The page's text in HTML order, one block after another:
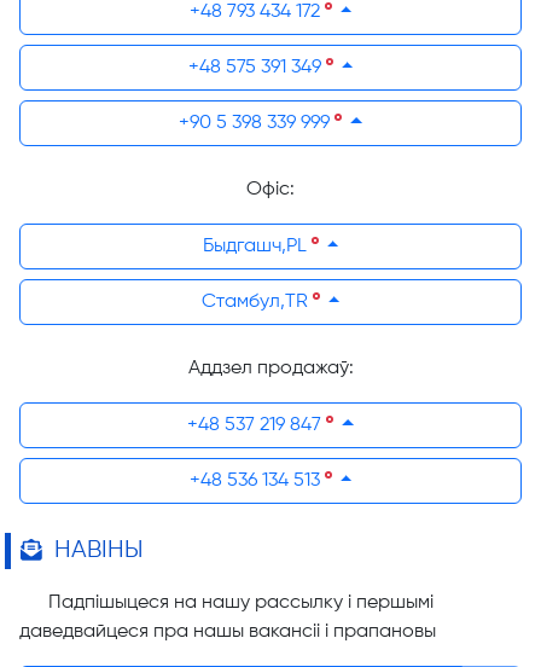
+48 793 434 172
+48 575 391 349
+90 5 398 339 999
Офіс:
Быдгашч,PL
Стамбул,TR
Аддзел продажаў:
+48 537 219 847
+48 536 134 513
НАВІНЫ
Падпішыцеся на нашу рассылку і першымі
даведвайцеся пра нашы вакансіі і прапановы